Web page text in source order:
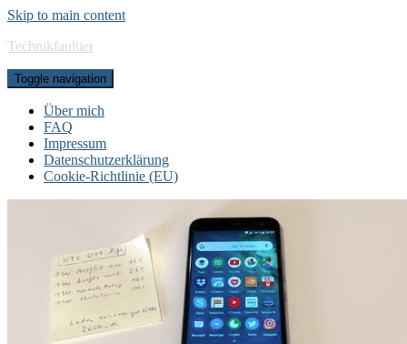
Skip to main content
Technikfaultier
Toggle navigation
Über mich
FAQ
Impressum
Datenschutzerklärung
Cookie-Richtlinie (EU)